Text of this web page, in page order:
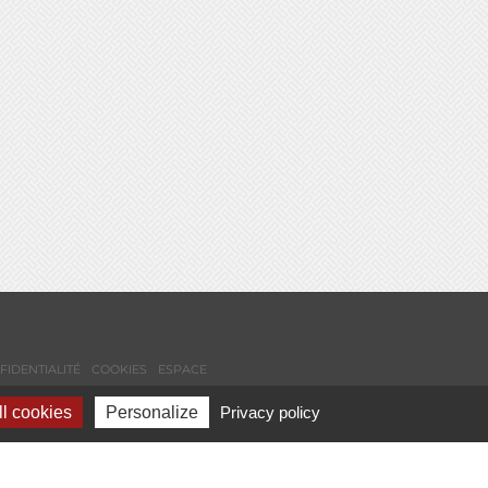
COOKIES ESPACE
cookies Personalize Privacy policy